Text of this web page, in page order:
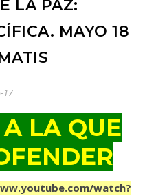
LA PAZ:
MAYO 18
17
LA QUE
watch?